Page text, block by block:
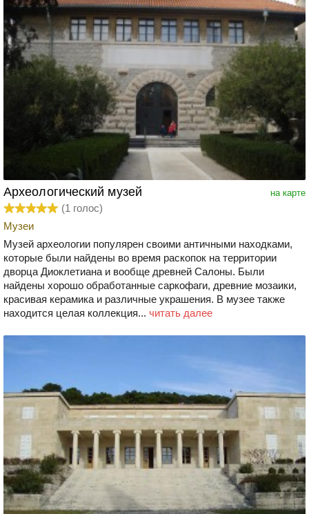
на карте
Археологический музей
(1 голос)
Музеи
Музей археологии популярен своими античными находками,
которые были найдены во время раскопок на территории
дворца Диоклетиана и вообще древней Салоны. Были
найдены хорошо обработанные саркофаги, древние мозаики,
красивая керамика и различные украшения. В музее также
находится целая коллекция... читать далее